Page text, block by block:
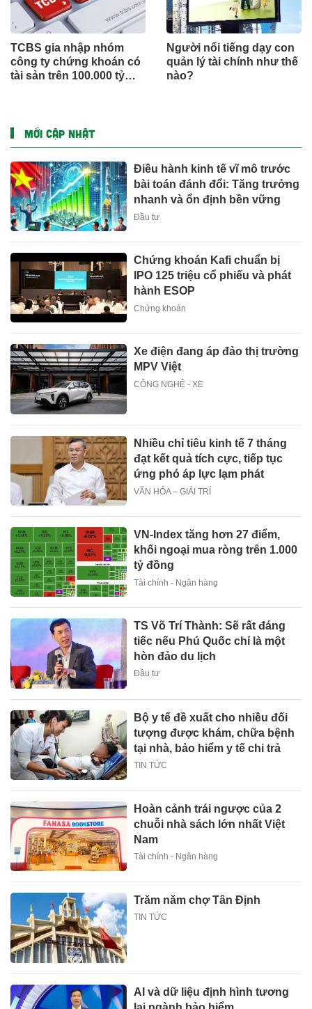
TCBS gia nhập nhóm
công ty chứng khoán có
tài sản trên 100.000 tỷ
Người nổi tiếng dạy con
quản lý tài chính như thế
nào?
MỚI CẬP NHẬT
Điều hành kinh tế vĩ mô trước
bài toán đánh đổi: Tăng trưởng
nhanh và ổn định bền vững
Đầu tư
Chứng khoán Kafi chuẩn bị
IPO 125 triệu cổ phiếu và phát
hành ESOP
Chứng khoán
Xe điện đang áp đảo thị trường
MPV Việt
CÔNG NGHỆ - XE
Nhiều chỉ tiêu kinh tế 7 tháng
đạt kết quả tích cực, tiếp tục
ứng phó áp lực lạm phát
VĂN HÓA – GIẢI TRÍ
VN-Index tăng hơn 27 điểm,
khối ngoại mua ròng trên 1.000
tỷ đồng
Tài chính - Ngân hàng
TS Võ Trí Thành: Sẽ rất đáng
tiếc nếu Phú Quốc chỉ là một
hòn đảo du lịch
Đầu tư
Bộ y tế đề xuất cho nhiều đối
tượng được khám, chữa bệnh
tại nhà, bảo hiểm y tế chi trả
TIN TỨC
Hoàn cảnh trái ngược của 2
chuỗi nhà sách lớn nhất Việt
Nam
Tài chính - Ngân hàng
Trăm năm chợ Tân Định
TIN TỨC
AI và dữ liệu định hình tương